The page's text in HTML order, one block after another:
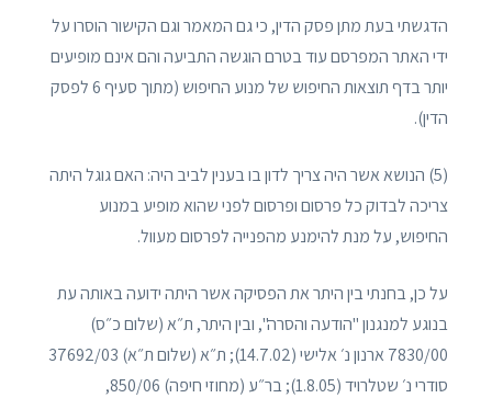
הדגשתי בעת מתן פסק הדין, כי גם המאמר וגם הקישור הוסרו על
ידי האתר המפרסם עוד בטרם הוגשה התביעה והם אינם מופיעים
יותר בדף תוצאות החיפוש של מנוע החיפוש (מתוך סעיף 6 לפסק
הדין).
(5) הנושא אשר היה צריך לדון בו בענין לביב היה: האם גוגל היתה
צריכה לבדוק כל פרסום ופרסום לפני שהוא מופיע במנוע
החיפוש, על מנת להימנע מהפנייה לפרסום מעוול.
על כן, בחנתי בין היתר את הפסיקה אשר היתה ידועה באותה עת
בנוגע למנגנון "הודעה והסרה", ובין היתר, ת״א (שלום כ״ס)
7830/00 ארנון נ׳ אלישי (14.7.02); ת״א (שלום ת״א) 37692/03
סודרי נ׳ שטלרויד (1.8.05); בר״ע (מחוזי חיפה) 850/06,